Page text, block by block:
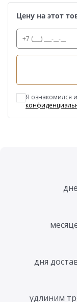
Цену на этот
Я ознакомился
дня
удлиним